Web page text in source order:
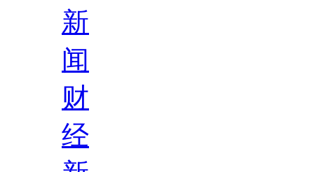
新
闻
财
经